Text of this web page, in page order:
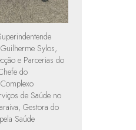
Sylos,
e Parcerias do
do
de Saúde no
Gestora do
Saúde